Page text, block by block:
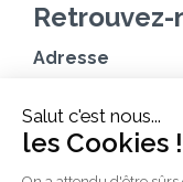
Retrouvez-
Adresse
75008, Paris
Salut c'est nous...
les Cookies !